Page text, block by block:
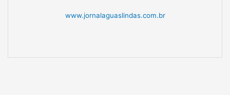
www.jornalaguaslindas.com.br